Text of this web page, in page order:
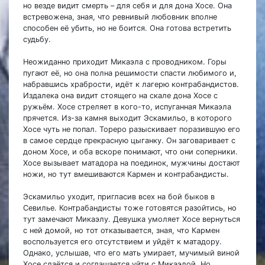
но везде видит смерть – для себя и для дона Хосе. Она
встревожена, зная, что ревнивый любовник вполне
способен её убить, но не боится. Она готова встретить
судьбу.
Неожиданно приходит Микаэла с проводником. Горы
пугают её, но она полна решимости спасти любимого и,
набравшись храбрости, идёт к лагерю контрабандистов.
Издалека она видит стоящего на скале дона Хосе с
ружьём. Хосе стреляет в кого-то, испуганная Микаэла
прячется. Из-за камня выходит Эскамильо, в которого
Хосе чуть не попал. Тореро разыскивает поразившую его
в самое сердце прекрасную цыганку. Он заговаривает с
доном Хосе, и оба вскоре понимают, что они соперники.
Хосе вызывает матадора на поединок, мужчины достают
ножи, но тут вмешиваются Кармен и контрабандисты.
Эскамильо уходит, пригласив всех на бой быков в
Севилье. Контрабандисты тоже готовятся разойтись, но
тут замечают Микаэлу. Девушка умоляет Хосе вернуться
с ней домой, но тот отказывается, зная, что Кармен
воспользуется его отсутствием и уйдёт к матадору.
Однако, услышав, что его мать умирает, мучимый виной